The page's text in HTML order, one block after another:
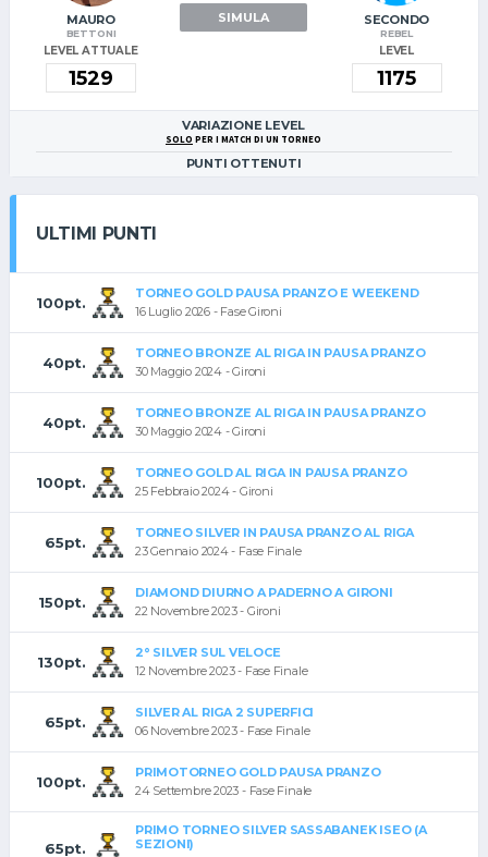
MAURO
BETTONI
LEVEL ATTUALE
SIMULA SECONDO
REBEL
LEVEL
VARIAZIONE LEVEL
SOLO PER I MATCH DI UN TORNEO
PUNTI OTTENUTI
ULTIMI PUNTI
100pt.
TORNEO GOLD PAUSA PRANZO E WEEKEND
16 Luglio 2026 - Fase Gironi
40pt.
TORNEO BRONZE AL RIGA IN PAUSA PRANZO
30 Maggio 2024 - Gironi
40pt.
TORNEO BRONZE AL RIGA IN PAUSA PRANZO
30 Maggio 2024 - Gironi
100pt.
TORNEO GOLD AL RIGA IN PAUSA PRANZO
25 Febbraio 2024 - Gironi
65pt.
TORNEO SILVER IN PAUSA PRANZO AL RIGA
23 Gennaio 2024 - Fase Finale
150pt.
DIAMOND DIURNO A PADERNO A GIRONI
22 Novembre 2023 - Gironi
130pt.
2° SILVER SUL VELOCE
12 Novembre 2023 - Fase Finale
65pt.
SILVER AL RIGA 2 SUPERFICI
06 Novembre 2023 - Fase Finale
100pt.
PRIMOTORNEO GOLD PAUSA PRANZO
24 Settembre 2023 - Fase Finale
65pt.
PRIMO TORNEO SILVER SASSABANEK ISEO (A
SEZIONI)